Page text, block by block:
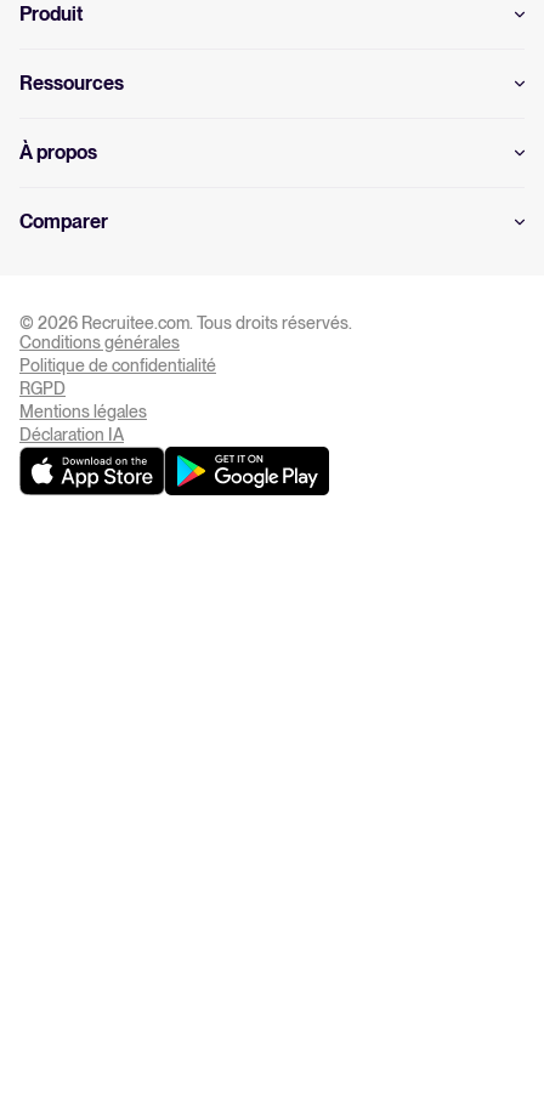
Produit
Ressources
À propos
Paramètre des cookies
Comparer
© 2026 Recruitee.com. Tous droits réservés.
Conditions générales
Politique de confidentialité
RGPD
Mentions légales
Déclaration IA